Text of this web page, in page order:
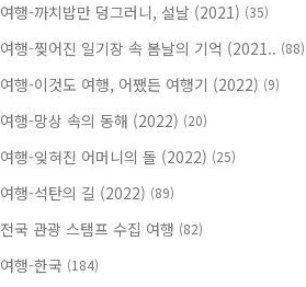
여행-까치밥만 덩그러니, 설날 (2021) (35)
여행-찢어진 일기장 속 봄날의 기억 (2021.. (88)
여행-이것도 여행, 어쨌든 여행기 (2022) (9)
여행-망상 속의 동해 (2022) (20)
여행-잊혀진 어머니의 돌 (2022) (25)
여행-석탄의 길 (2022) (89)
전국 관광 스탬프 수집 여행 (82)
여행-한국 (184)